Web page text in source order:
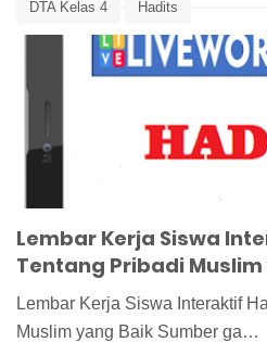
DTA Kelas 4 Hadits
Hadits tentang Pribadi Muslim yang
Live Worksheet Hadits Live
Lembar Kerja Siswa
Tentang Pribadi
Lembar Kerja Siswa Interaktif
Muslim yang Baik Sumber ga…